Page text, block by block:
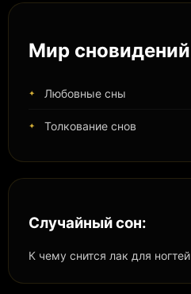
Мир сновидений
Любовные сны
Толкование снов
Случайный сон:
К чему снится лак для ногтей